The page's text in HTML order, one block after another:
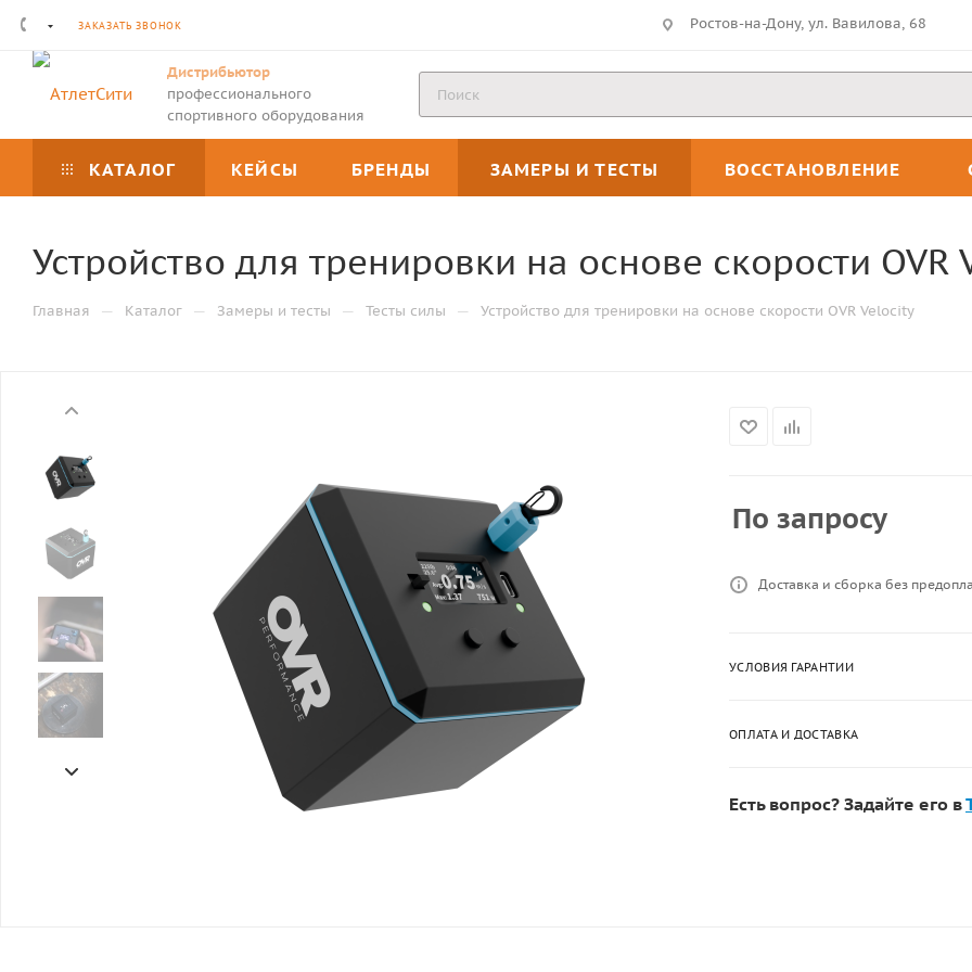
ЗАКАЗАТЬ ЗВОНОК Ростов-на-Дону, ул. Вавилова, 68
Дистрибьютор
профессионального
спортивного оборудования
КАТАЛОГ КЕЙСЫ БРЕНДЫ ЗАМЕРЫ И ТЕСТЫ ВОССТАНОВЛЕНИЕ
Устройство для тренировки на основе скорости OVR
Главная — Каталог — Замеры и тесты — Тесты силы — Устройство для тренировки на основе скорости OVR Velocity
По запросу
Доставка и сборка без
УСЛОВИЯ ГАРАНТИИ
ОПЛАТА И ДОСТАВКА
Есть вопрос? Задайте его в